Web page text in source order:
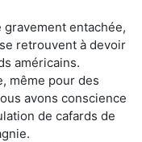
entachée,
retrouvent à devoir
américains.
même pour des
avons conscience
de cafards de